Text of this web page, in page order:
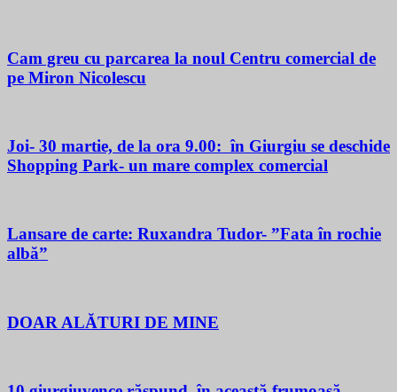
Cam greu cu parcarea la noul Centru comercial de
pe Miron Nicolescu
Joi- 30 martie, de la ora 9.00: în Giurgiu se deschide
Shopping Park- un mare complex comercial
Lansare de carte: Ruxandra Tudor- ”Fata în rochie
albă”
DOAR ALĂTURI DE MINE